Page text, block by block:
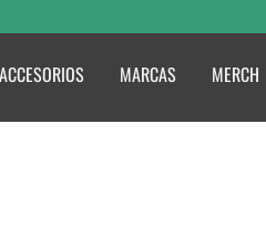
ACCESORIOS MARCAS MERCH